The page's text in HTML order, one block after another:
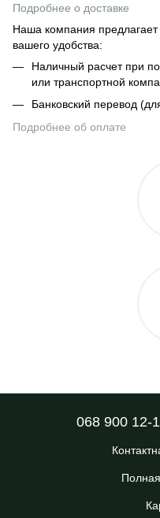
Подробнее о доставке
Наша компания
вашего удобства:
Наличный расчет при
или транспортной
Банковский перевод
Подробнее об оплате
068 900 12-